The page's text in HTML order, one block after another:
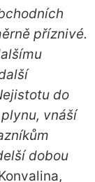
příznivé.
do
vnáší
dobou